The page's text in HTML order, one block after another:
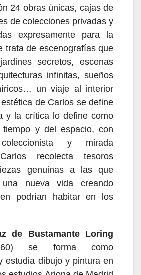
24 obras únicas, cajas de
de colecciones privadas y
expresamente para la
trata de escenografías que
secretos, escenas
infinitas, sueños
un viaje al interior
de Carlos se define
y la crítica lo define como
tiempo y del espacio, con
y mirada
recolecta tesoros
genuinas a las que
nueva vida creando
podrían habitar en los
de Bustamante Loring
se forma como
estudia dibujo y pintura en